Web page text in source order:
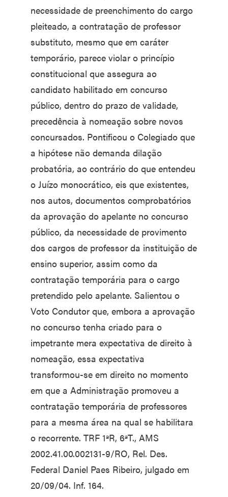
necessidade de preenchimento do cargo
pleiteado, a contratação de professor
substituto, mesmo que em caráter
temporário, parece violar o princípio
constitucional que assegura ao
candidato habilitado em concurso
público, dentro do prazo de validade,
precedência à nomeação sobre novos
concursados. Pontificou o Colegiado que
a hipótese não demanda dilação
probatória, ao contrário do que entendeu
o Juízo monocrático, eis que existentes,
nos autos, documentos comprobatórios
da aprovação do apelante no concurso
público, da necessidade de provimento
dos cargos de professor da instituição de
ensino superior, assim como da
contratação temporária para o cargo
pretendido pelo apelante. Salientou o
Voto Condutor que, embora a aprovação
no concurso tenha criado para o
impetrante mera expectativa de direito à
nomeação, essa expectativa
transformou-se em direito no momento
em que a Administração promoveu a
contratação temporária de professores
para a mesma área na qual se habilitara
o recorrente. TRF 1ªR, 6ªT., AMS
2002.41.00.002131-9/RO, Rel. Des.
Federal Daniel Paes Ribeiro, julgado em
20/09/04. Inf. 164.